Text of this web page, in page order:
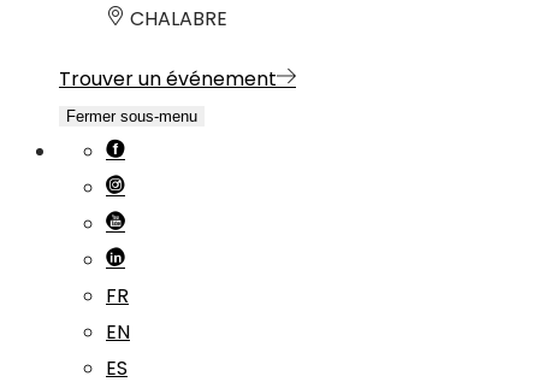
CHALABRE
Trouver un événement
Fermer sous-menu
FR
EN
ES